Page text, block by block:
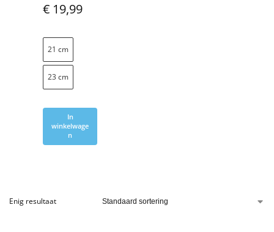
€ 19,99
21 cm
23 cm
In
winkelwage
n
Enig resultaat